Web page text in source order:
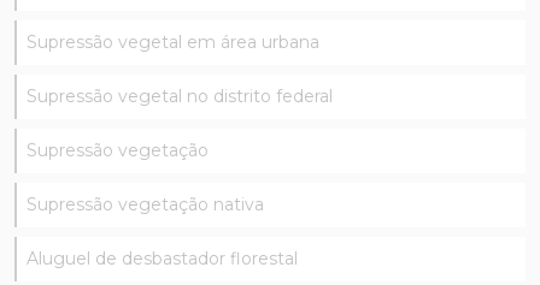
Supressão vegetal em área urbana
Supressão vegetal no distrito federal
Supressão vegetação
Supressão vegetação nativa
Aluguel de desbastador florestal